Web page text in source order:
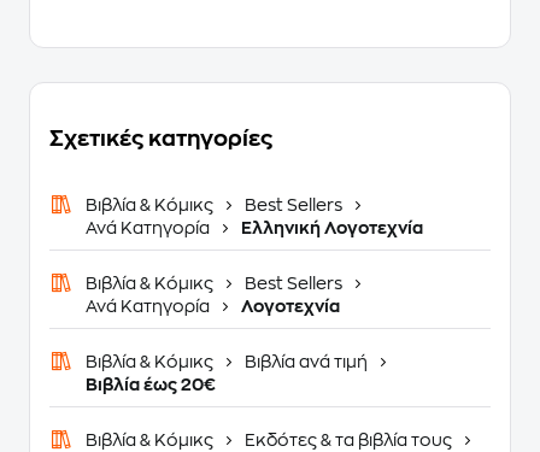
Σχετικές κατηγορίες
Βιβλία & Κόμικς
Best Sellers
Ανά Κατηγορία
Ελληνική Λογοτεχνία
Βιβλία & Κόμικς
Best Sellers
Ανά Κατηγορία
Λογοτεχνία
Βιβλία & Κόμικς
Βιβλία ανά τιμή
Βιβλία έως 20€
Βιβλία & Κόμικς
Εκδότες & τα βιβλία τους